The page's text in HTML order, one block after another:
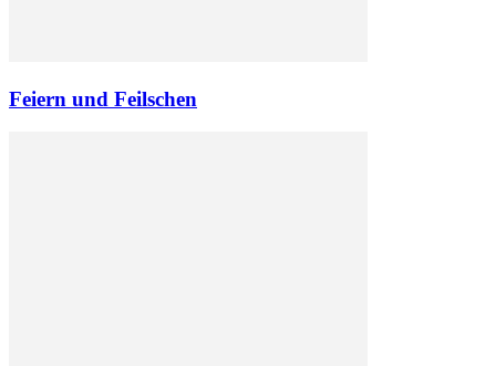
Feiern und Feilschen